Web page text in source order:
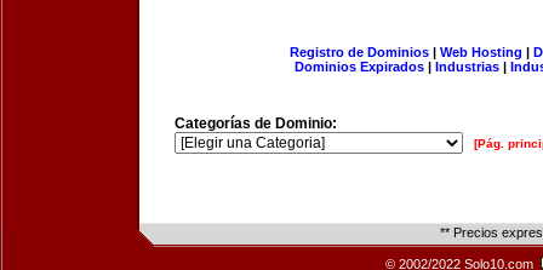
Registro de Dominios| Web Hosting |
Dominios Expirados | Industrias |
Categorías de Dominio:
[Pág.
** Precios
© 2002/2022 Solo10.com